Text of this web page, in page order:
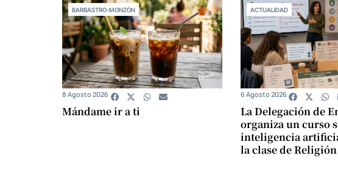
BARBASTRO-MONZÓN
Mándame ir a ti
8 Agosto 2026
ACTUALIDAD
La Delegación de
organiza un curso
inteligencia
la clase de Religión
6 Agosto 2026